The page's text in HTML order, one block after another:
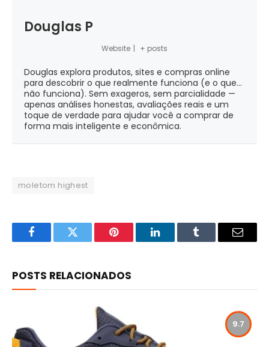
Douglas P
Website | + posts
Douglas explora produtos, sites e compras online
para descobrir o que realmente funciona (e o que...
não funciona). Sem exageros, sem parcialidade —
apenas análises honestas, avaliações reais e um
toque de verdade para ajudar você a comprar de
forma mais inteligente e econômica.
moletom highest
FacebookTwitter Pinterest LinkedInTumblr Email
POSTS RELACIONADOS
9.7